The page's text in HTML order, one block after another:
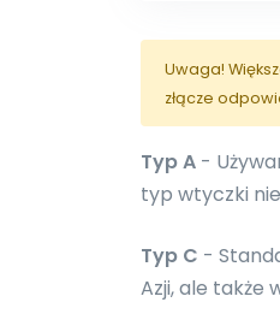
Uwaga!
złącze
Typ A -
typ wtyczki
Typ C -
Azji, ale także